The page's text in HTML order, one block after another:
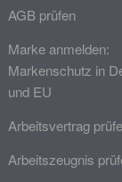
AGB prüfen
Marke anmelden:
Markenschutz in
und EU
Arbeitsvertrag
Arbeitszeugnis